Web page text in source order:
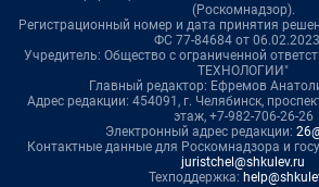
(Роскомнадзор).
Регистрационный номер и дата принятия
ФС 77-84684 от 06.02.2023
Учредитель: Общество с ограниченной
ТЕХНОЛОГИИ"
Главный редактор: Ефремов
Адрес редакции: 454091, г. Челябинск,
этаж, +7-982-706-26-26
Электронный адрес редакции:
Контактные данные для Роскомнадзора и
juristchel@shkulev.ru
Техподдержка: